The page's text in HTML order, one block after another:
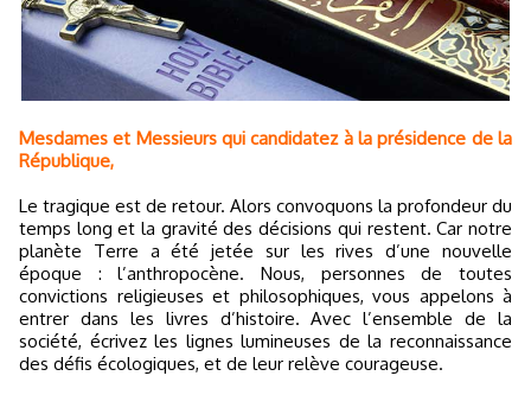
Mesdames et Messieurs qui candidatez à la présidence de la
République,
Le tragique est de retour. Alors convoquons la profondeur du
temps long et la gravité des décisions qui restent. Car notre
planète Terre a été jetée sur les rives d’une nouvelle
époque : l’anthropocène. Nous, personnes de toutes
convictions religieuses et philosophiques, vous appelons à
entrer dans les livres d’histoire. Avec l’ensemble de la
société, écrivez les lignes lumineuses de la reconnaissance
des défis écologiques, et de leur relève courageuse.